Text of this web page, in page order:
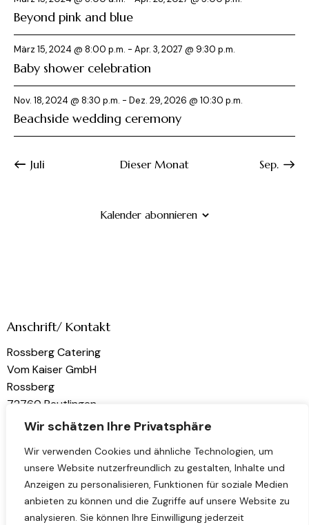
Wir schätzen Ihre Privatsphäre
Wir verwenden Cookies und ähnliche Technologien, um
unsere Website nutzerfreundlich zu gestalten, Inhalte und
Anzeigen zu personalisieren, Funktionen für soziale Medien
anbieten zu können und die Zugriffe auf unsere Website zu
analysieren. Sie können Ihre Einwilligung jederzeit
Beyond pink and blue
März 15, 2024 @ 8:00 p.m. - Apr. 3, 2027 @ 9:30 p.m.
Baby shower celebration
Nov. 18, 2024 @ 8:30 p.m. - Dez. 29, 2026 @ 10:30 p.m.
Beachside wedding ceremony
Juli Dieser Monat Sep.
Kalender abonnieren
Anschrift/ Kontakt
Rossberg Catering
Vom Kaiser GmbH
Rossberg
72760 Reutlingen
kontakt@rossberg-catering.de
Links
Home
Über uns
Folge uns
Instagram
LinkedIn